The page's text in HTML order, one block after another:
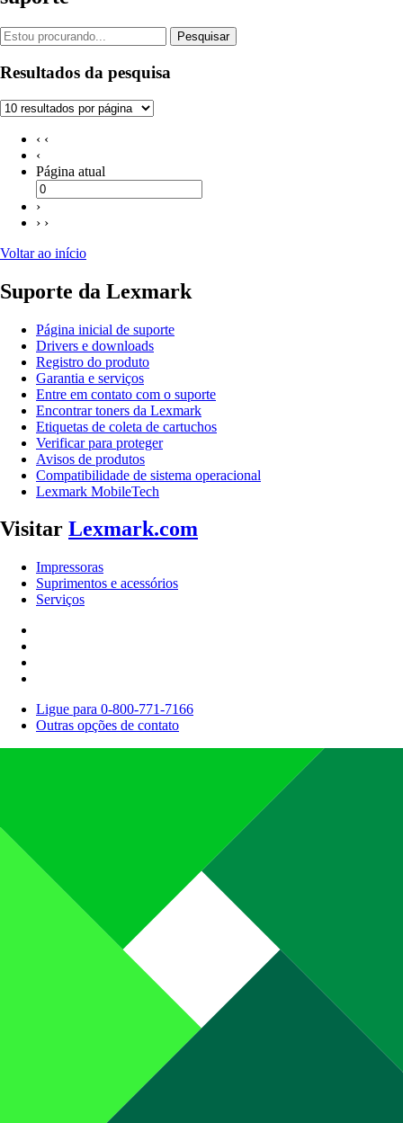
Pesquisar
Resultados da pesquisa
‹ ‹
‹
Página atual
›
› ›
Voltar ao início
Suporte da Lexmark
Página inicial de suporte
Drivers e downloads
Registro do produto
Garantia e serviços
Entre em contato com o suporte
Encontrar toners da Lexmark
Etiquetas de coleta de cartuchos
Verificar para proteger
Avisos de produtos
Compatibilidade de sistema operacional
Lexmark MobileTech
Visitar Lexmark.com
Impressoras
Suprimentos e acessórios
Serviços
Ligue para 0-800-771-7166
Outras opções de contato